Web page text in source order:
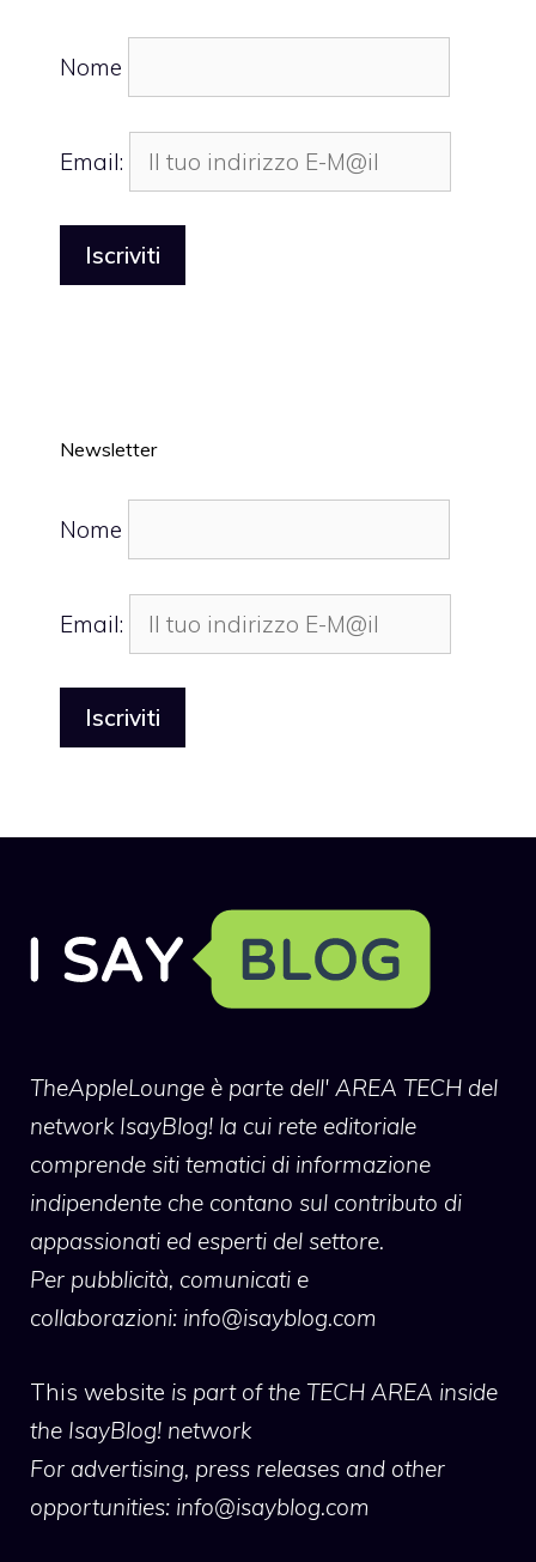
Nome
Email:
Newsletter
Nome
Email:
TheAppleLounge è parte dell' AREA TECH del
network IsayBlog! la cui rete editoriale
comprende siti tematici di informazione
indipendente che contano sul contributo di
appassionati ed esperti del settore.
Per pubblicità, comunicati e
collaborazioni: info@isayblog.com
This website is part of the TECH AREA inside
the IsayBlog! network
For advertising, press releases and other
opportunities: info@isayblog.com